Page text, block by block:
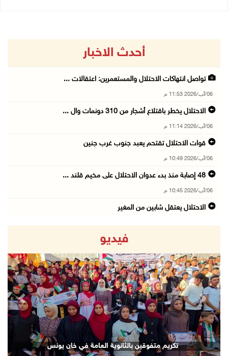
أحدث الاخبار
تواصل انتهاكات الاحتلال والمستعمرين: اعتقالات ...
06/آب/2026 11:53 م
الاحتلال يخطر باقتلاع أشجار من 310 دونمات وال ...
06/آب/2026 11:14 م
قوات الاحتلال تقتحم يعبد جنوب غرب جنين
06/آب/2026 10:49 م
48 إصابة منذ بدء عدوان الاحتلال على مخيم قلند ...
06/آب/2026 10:45 م
الاحتلال يعتقل شابين من المغير
وزير الداخلية يبحث مع مكافحة المخدرات الدولي ...
06/آب/2026 10:01 م
رئيس بلدية الخليل يطلع وفدا أميركيا على تطورا ...
06/آب/2026 09:59 م
06/آب/2026 09:17 م
إصابة مسن بجروح ورضوض إثر اعتداء جيش الاحتلال ...
06/آب/2026 09:13 م
فيديو
تكريم متفوقين بالثانوية العامة في خان يونس
Next